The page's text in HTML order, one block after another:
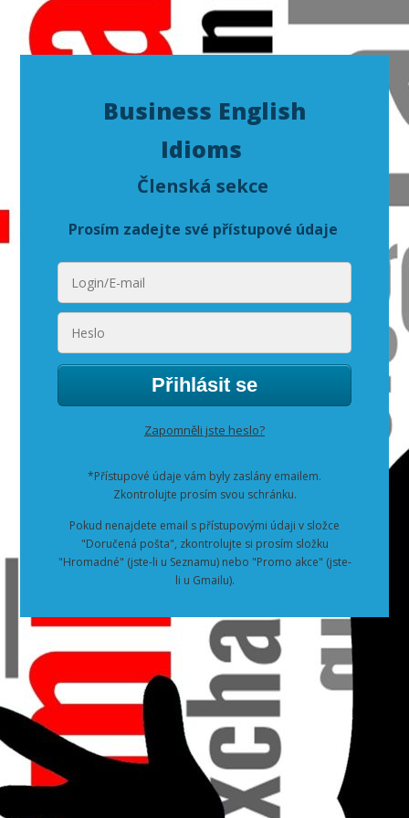
Business English
Idioms
Členská sekce
Prosím zadejte své přístupové údaje
Přihlásit se
Zapomněli jste heslo?
*Přístupové údaje vám byly zaslány emailem.
Zkontrolujte prosím svou schránku.
Pokud nenajdete email s přístupovými údaji v složce
"Doručená pošta", zkontrolujte si prosím složku
"Hromadné" (jste-li u Seznamu) nebo "Promo akce" (jste-
li u Gmailu).